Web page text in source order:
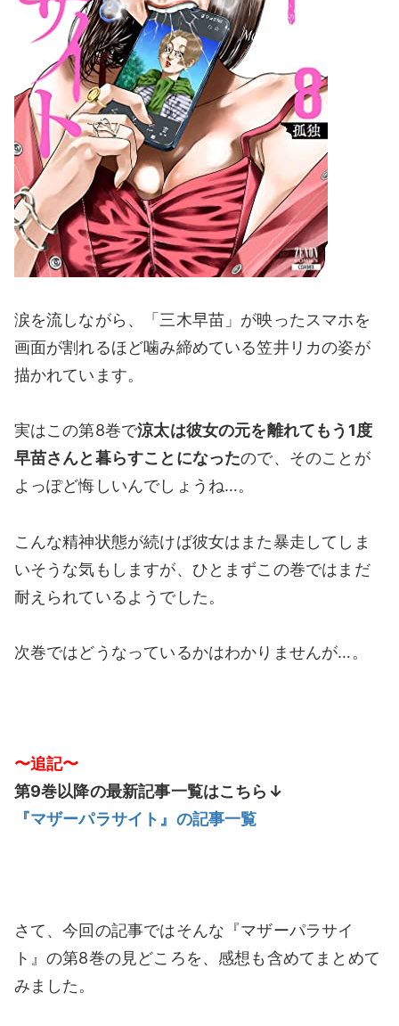
涙を流しながら、「三木早苗」が映ったスマホを
画面が割れるほど噛み締めている笠井リカの姿が
描かれています。
実はこの第8巻で涼太は彼女の元を離れてもう1度
早苗さんと暮らすことになったので、そのことが
よっぽど悔しいんでしょうね…。
こんな精神状態が続けば彼女はまた暴走してしま
いそうな気もしますが、ひとまずこの巻ではまだ
耐えられているようでした。
次巻ではどうなっているかはわかりませんが…。
〜追記〜
第9巻以降の最新記事一覧はこちら↓
『マザーパラサイト』の記事一覧
さて、今回の記事ではそんな『マザーパラサイ
ト』の第8巻の見どころを、感想も含めてまとめて
みました。